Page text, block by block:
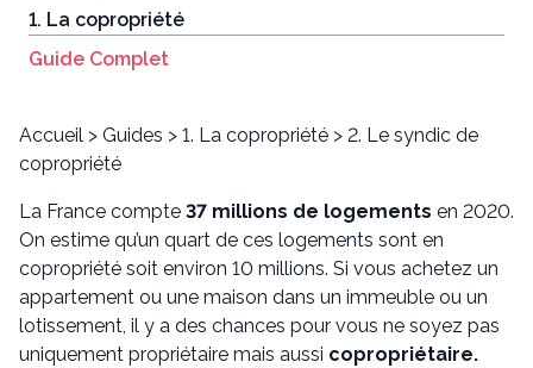
1. La copropriété
Guide Complet
Accueil > Guides > 1. La copropriété > 2. Le syndic de
copropriété
La France compte 37 millions de logements en 2020.
On estime qu’un quart de ces logements sont en
copropriété soit environ 10 millions. Si vous achetez un
appartement ou une maison dans un immeuble ou un
lotissement, il y a des chances pour vous ne soyez pas
uniquement propriétaire mais aussi copropriétaire.